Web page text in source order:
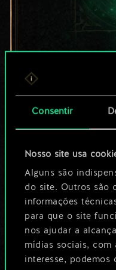
Consentir
Nosso site usa
Alguns são
do site. Outros são
informações
para que o site
nos ajudar a
mídias sociais, com
interesse, podemos
Por
apenas
No
ser
Dê um nome
um guia